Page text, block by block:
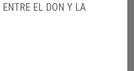
EL DON Y LA